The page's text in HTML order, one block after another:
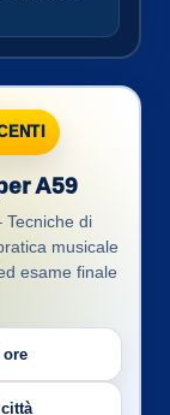
A59
Tecniche di
musicale
esame finale
ore